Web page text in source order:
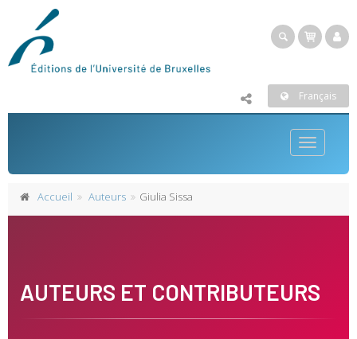
Français
Toggle
Accueil Auteurs Giulia Sissa
AUTEURS ET CONTRIBUTEURS